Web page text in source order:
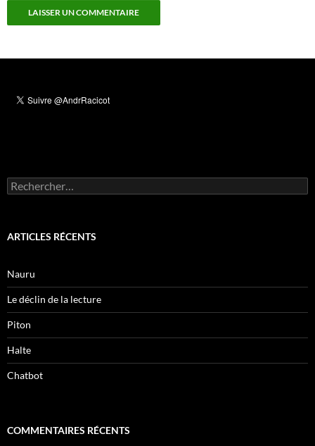
Rechercher :
ARTICLES RÉCENTS
Nauru
Le déclin de la lecture
Piton
Halte
Chatbot
COMMENTAIRES RÉCENTS